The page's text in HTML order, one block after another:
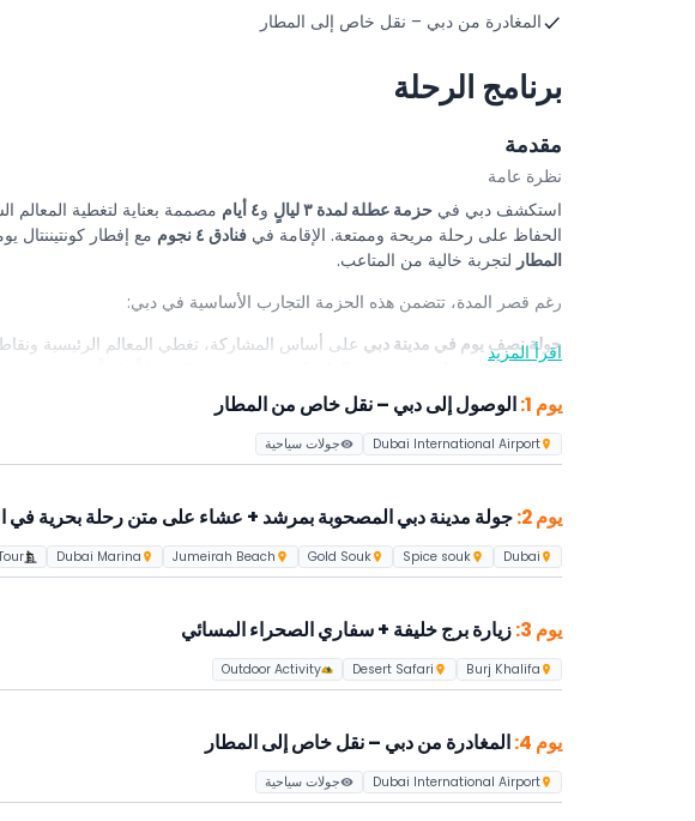
المغادرة من دبي – نقل خاص إلى المطار
برنامج الرحلة
مقدمة
نظرة عامة
استكشف دبي في حزمة عطلة لمدة ٣ ليالٍ و٤ أيام
مصممة بعناية لتغطية المعالم
الحفاظ على رحلة مريحة وممتعة. الإقامة في فنادق ٤ نجوم مع إفطار كونتيننتال
المطار لتجربة خالية من المتاعب.
رغم قصر المدة، تتضمن هذه الحزمة التجارب الأساسية في دبي:
جولة نصف يوم في مدينة دبي على أساس المشاركة، تغطي المعالم الرئيسية ونقاط
عشاء على متن قارب ضخم في المارينا
تذاكر برج خليفة في الأعلى مع تنقلات خاصة ذهاباً وإياباً لتجربة دبي من الطابقين ١٢٤ و ١٢٥
سفاري صحراوي مسائي
بسيارة لاند كروزر ٤×٤ (على أساس
وعشاءشواء
اقرأ المزيد
يوم 1: الوصول إلى دبي – نقل خاص من المطار
Dubai International Airport جولات سياحية
يوم 2: جولة مدينة دبي المصحوبة بمرشد + عشاء على متن رحلة بحرية في
Dubai
Spice souk
Gold Souk
Jumeirah Beach
Dubai Marina
يوم 3: زيارة برج خليفة + سفاري الصحراء المسائي
Burj Khalifa
Desert Safari
Outdoor Activity
يوم 4: المغادرة من دبي – نقل خاص إلى المطار
Dubai International Airport جولات سياحية